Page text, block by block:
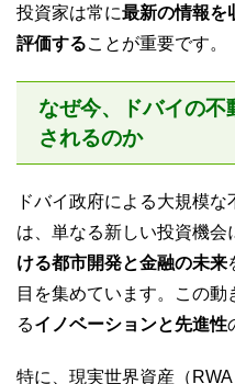
投資家は常に最新の情報を
評価することが重要です。
なぜ今、ドバイの不
されるのか
ドバイ政府による大規模
は、単なる新しい投資機会
ける都市開発と金融の未来
目を集めています。この
るイノベーションと先進性
特に、現実世界資産（